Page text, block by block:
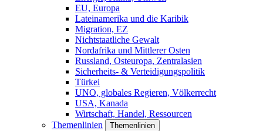
EU, Europa
Lateinamerika und die Karibik
Migration, EZ
Nichtstaatliche Gewalt
Nordafrika und Mittlerer Osten
Russland, Osteuropa, Zentralasien
Sicherheits- & Verteidigungspolitik
Türkei
UNO, globales Regieren, Völkerrecht
USA, Kanada
Wirtschaft, Handel, Ressourcen
Themenlinien
Themenlinien